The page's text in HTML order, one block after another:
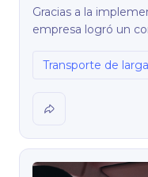
Gracias a la
empresa logró un
cumplimiento
Transporte de